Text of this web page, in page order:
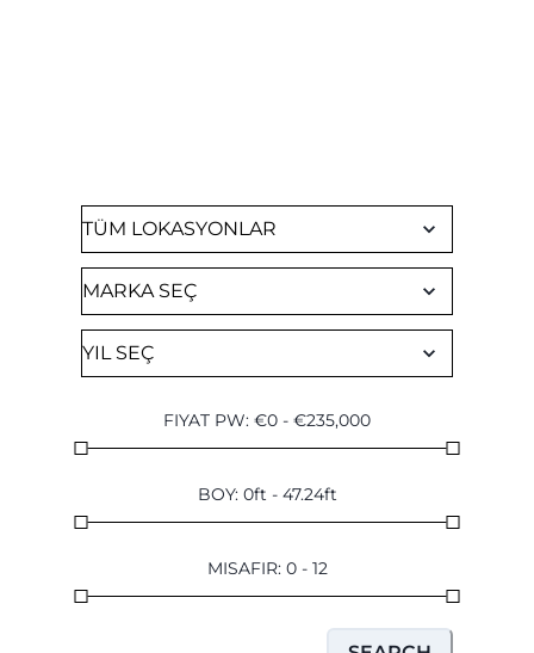
FIYAT PW: €0 - €235,000
BOY: 0ft - 47.24ft
MISAFIR: 0- 12